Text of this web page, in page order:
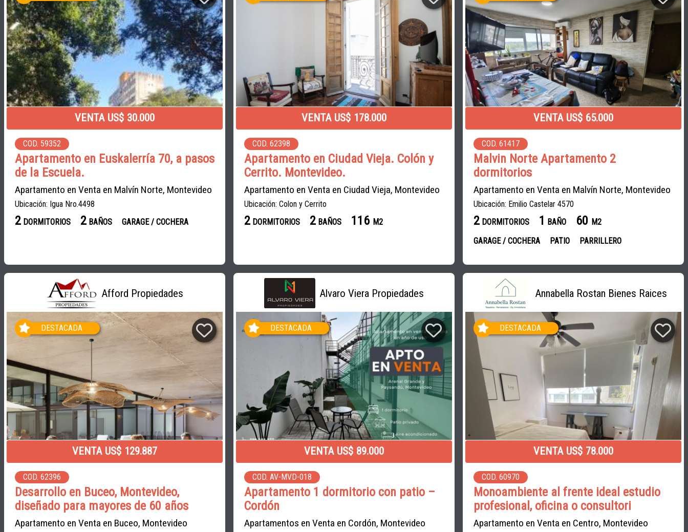
VENTA US$ 30.000
COD. 59352
Apartamento en Euskalerría 70, a pasos
de la Escuela.
Apartamento en Venta en Malvín Norte, Montevideo
Ubicación: Igua Nro.4498
2 DORMITORIOS 2 BAÑOS GARAGE / COCHERA
VENTA US$ 178.000
COD. 62398
Apartamento en Ciudad Vieja. Colón y
Cerrito. Montevideo.
Apartamento en Venta en Ciudad Vieja, Montevideo
Ubicación: Colon y Cerrito
2 DORMITORIOS 2 BAÑOS 116 M2
VENTA US$ 65.000
COD. 61417
Malvin Norte Apartamento 2
dormitorios
Apartamento en Venta en Malvín Norte, Montevideo
Ubicación: Emilio Castelar 4570
2 DORMITORIOS 1 BAÑO 60 M2
GARAGE / COCHERA
PATIO PARRILLERO
Afford Propiedades
DESTACADA
VENTA US$ 129.887
COD. 62396
Desarrollo en Buceo, Montevideo,
diseñado para mayores de 60 años
Apartamento en Venta en Buceo, Montevideo
Alvaro Viera Propiedades
DESTACADA
VENTA US$ 89.000
COD. AV-MVD-018
Apartamento 1 dormitorio con patio –
Cordón
Apartamentos en Venta en Cordón, Montevideo
Annabella Rostan Bienes Raices
DESTACADA
VENTA US$ 78.000
COD. 60970
Monoambiente al frente ideal estudio
profesional, oficina o consultori
Apartamento en Venta en Centro, Montevideo